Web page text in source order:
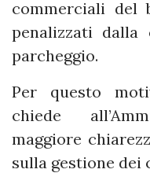
commerciali del
penalizzati dalla
parcheggio.
Per questo
chiede
maggiore
sulla gestione